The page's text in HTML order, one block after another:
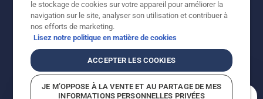
l'amélioration continue, le produit peut légèrement
le stockage de cookies sur votre appareil pour améliorer la
navigation sur le site, analyser son utilisation et contribuer à
nos efforts de marketing.
Lisez notre politique en matière de cookies
ACCEPTER LES COOKIES
JE M’OPPOSE À LA VENTE ET AU PARTAGE DE MES
INFORMATIONS PERSONNELLES PRIVÉES